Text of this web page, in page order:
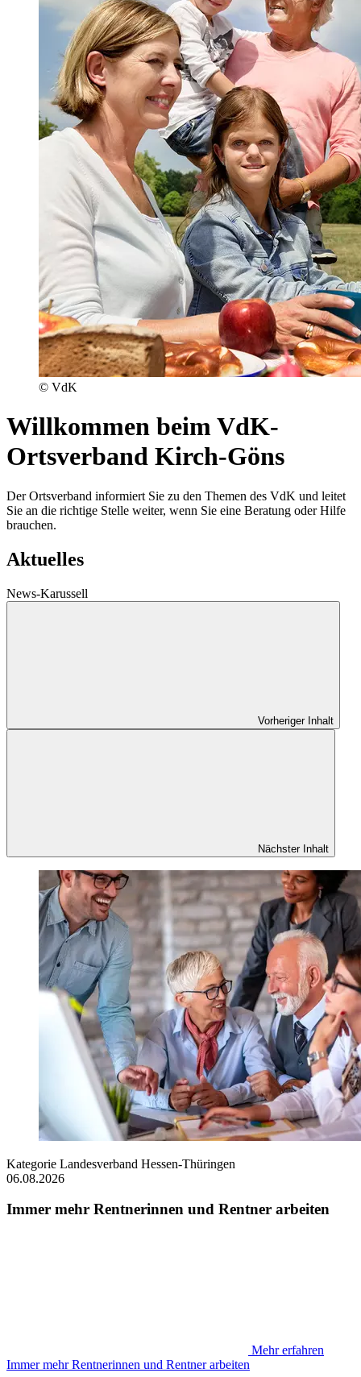
© VdK
Willkommen beim VdK-
Ortsverband Kirch-Göns
Der Ortsverband informiert Sie zu den Themen des VdK und leitet
Sie an die richtige Stelle weiter, wenn Sie eine Beratung oder Hilfe
brauchen.
Aktuelles
News-Karussell
Vorheriger Inhalt
Nächster Inhalt
Kategorie Landesverband Hessen-Thüringen
06.08.2026
Immer mehr Rentnerinnen und Rentner arbeiten
Mehr erfahren
Immer mehr Rentnerinnen und Rentner arbeiten